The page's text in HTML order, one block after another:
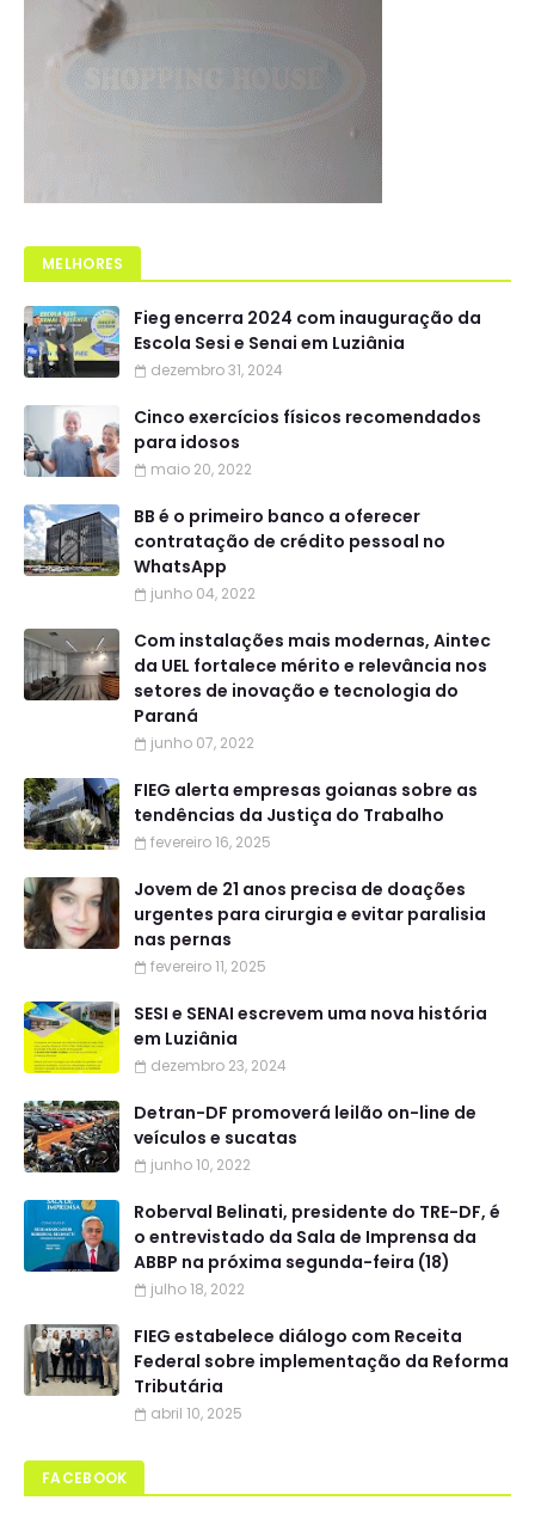
MELHORES
Fieg encerra 2024 com inauguração da
Escola Sesi e Senai em Luziânia
dezembro 31, 2024
Cinco exercícios físicos recomendados
para idosos
maio 20, 2022
BB é o primeiro banco a oferecer
contratação de crédito pessoal no
WhatsApp
junho 04, 2022
Com instalações mais modernas, Aintec
da UEL fortalece mérito e relevância nos
setores de inovação e tecnologia do
Paraná
junho 07, 2022
FIEG alerta empresas goianas sobre as
tendências da Justiça do Trabalho
fevereiro 16, 2025
Jovem de 21 anos precisa de doações
urgentes para cirurgia e evitar paralisia
nas pernas
fevereiro 11, 2025
SESI e SENAI escrevem uma nova história
em Luziânia
dezembro 23, 2024
Detran-DF promoverá leilão on-line de
veículos e sucatas
junho 10, 2022
Roberval Belinati, presidente do TRE-DF, é
o entrevistado da Sala de Imprensa da
ABBP na próxima segunda-feira (18)
julho 18, 2022
FIEG estabelece diálogo com Receita
Federal sobre implementação da Reforma
Tributária
abril 10, 2025
FACEBOOK